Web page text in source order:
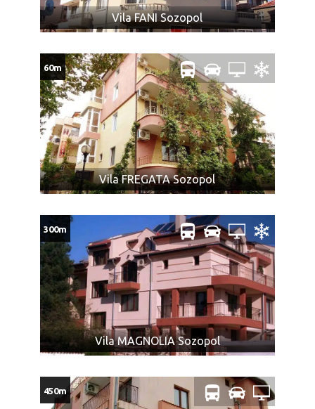
Vila FANI Sozopol
Vila FREGATA Sozopol
60m
Vila MAGNOLIA Sozopol
300m
450m